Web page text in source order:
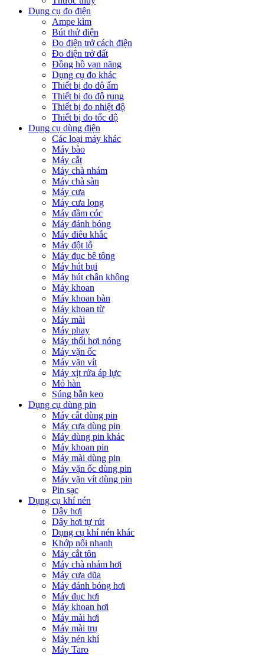
Dụng cụ đo điện
Ampe kìm
Bút thử điện
Đo điện trở cách điện
Đo điện trở đất
Đồng hồ vạn năng
Dụng cụ đo khác
Thiết bị đo độ ẩm
Thiết bị đo độ rung
Thiết bị đo nhiệt độ
Thiết bị đo tốc độ
Dụng cụ dùng điện
Các loại máy khác
Máy bào
Máy cắt
Máy chà nhám
Máy chà sàn
Máy cưa
Máy cưa lọng
Máy đầm cóc
Máy đánh bóng
Máy điêu khắc
Máy đột lỗ
Máy đục bê tông
Máy hút bụi
Máy hút chân không
Máy khoan
Máy khoan bàn
Máy khoan từ
Máy mài
Máy phay
Máy thổi hơi nóng
Máy vặn ốc
Máy vặn vít
Máy xịt rửa áp lực
Mỏ hàn
Súng bắn keo
Dụng cụ dùng pin
Máy cắt dùng pin
Máy cưa dùng pin
Máy dùng pin khác
Máy khoan pin
Máy mài dùng pin
Máy vặn ốc dùng pin
Máy vặn vít dùng pin
Pin sạc
Dụng cụ khí nén
Dây hơi
Dây hơi tự rút
Dụng cụ khí nén khác
Khớp nối nhanh
Máy cắt tôn
Máy chà nhám hơi
Máy cưa dũa
Máy đánh bóng hơi
Máy đục hơi
Máy khoan hơi
Máy mài hơi
Máy mài trụ
Máy nén khí
Máy Taro